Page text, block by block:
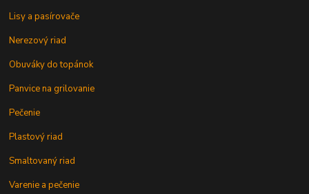
Lisy a pasírovače
Nerezový riad
Obuváky do topánok
Panvice na grilovanie
Pečenie
Plastový riad
Smaltovaný riad
Varenie a pečenie